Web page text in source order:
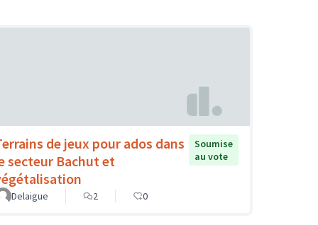
de jeux pour ados dans
secteur Bachut et
Soumise
au vote
Delaigue 2 0